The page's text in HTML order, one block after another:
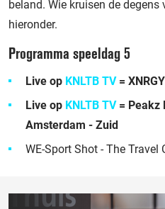
beland. Wie kruisen de
hieronder.
Programma speeldag 5
Live op KNLTB TV=
Live op KNLTB TV= Peakz
Amsterdam - Zuid
WE-Sport Shot - The Travel